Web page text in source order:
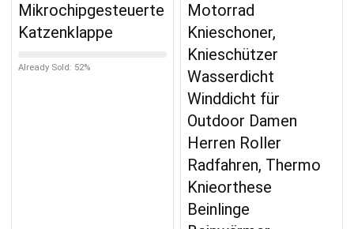
Mikrochipgesteuerte
Katzenklappe
Already Sold: 52%
Motorrad
Knieschoner,
Knieschützer
Wasserdicht
Winddicht für
Outdoor Damen
Herren Roller
Radfahren, Thermo
Knieorthese
Beinlinge